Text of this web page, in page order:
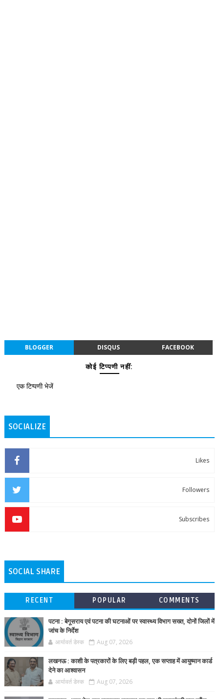
BLOGGER DISQUS FACEBOOK
कोई टिप्पणी नहीं:
एक टिप्पणी भेजें
SOCIALIZE
Likes
Followers
Subscribes
SOCIAL SHARE
RECENT POPULAR COMMENTS
पटना : बेगूसराय एवं पटना की घटनाओं पर स्वास्थ्य विभाग सख्त, दोनों जिलों में
जांच के निर्देश
आर्यावर्त डेस्क Aug 07, 2026
लखनऊ : काशी के पत्रकारों के लिए बड़ी पहल, एक सप्ताह में आयुष्मान कार्ड
देने का आश्वासन
आर्यावर्त डेस्क Aug 07, 2026